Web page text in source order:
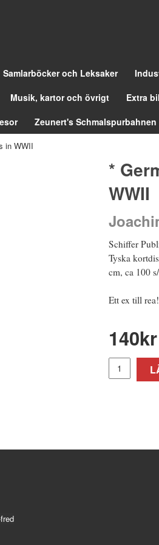
Samlarböcker och Leksaker
Musik, kartor och övrigt Extra
Zeunert's Schmalspurbahnen
in WWII
*
WWII
Schiffer
Tyska
cm, ca 100
Ett ex till rea!
140kr